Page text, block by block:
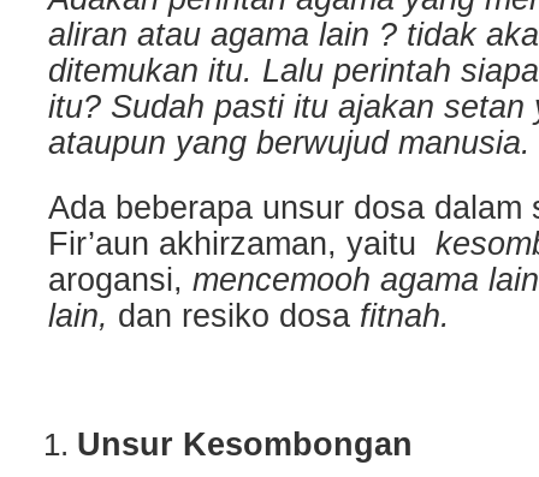
aliran atau agama lain ? tidak
ditemukan itu. Lalu perintah
itu? Sudah pasti itu ajakan setan
ataupun yang berwujud manusia.
Ada beberapa unsur dosa dalam
Fir’aun akhirzaman, yaitu
arogansi, mencemooh agama
lain, dan resiko dosa fitnah.
Unsur Kesombongan